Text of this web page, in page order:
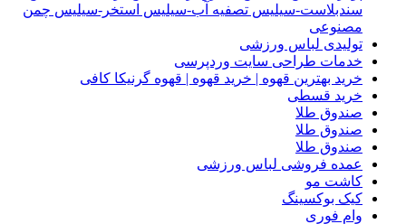
سندبلاست-سیلیس تصفیه آب-سیلیس استخر-سیلیس چمن
مصنوعی
تولیدی لباس ورزشی
خدمات طراحی سایت وردپرسی
خرید بهترین قهوه | خرید قهوه | قهوه گرنیکا کافی
خرید قسطی
صندوق طلا
صندوق طلا
صندوق طلا
عمده فروشی لباس ورزشی
کاشت مو
کیک بوکسینگ
وام فوری